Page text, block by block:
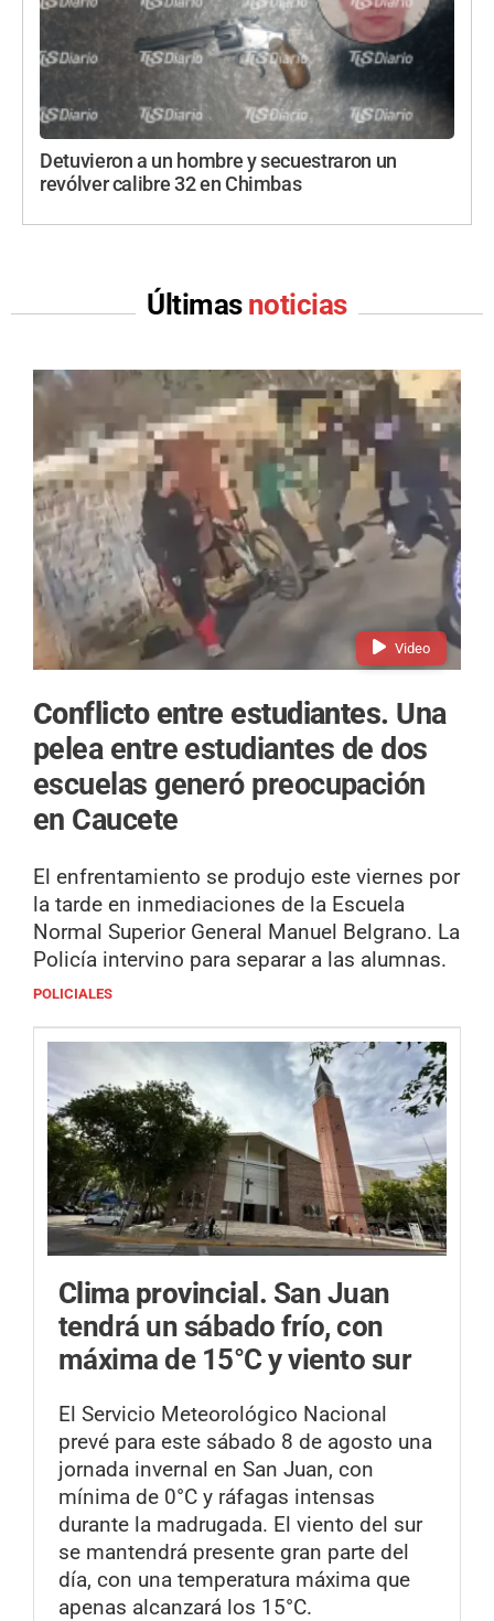
Detuvieron a un hombre y secuestraron un
revólver calibre 32 en Chimbas
Últimas noticias
Video
Conflicto entre estudiantes. Una
pelea entre estudiantes de dos
escuelas generó preocupación
en Caucete
El enfrentamiento se produjo este viernes por
la tarde en inmediaciones de la Escuela
Normal Superior General Manuel Belgrano. La
Policía intervino para separar a las alumnas.
POLICIALES
Clima provincial. San Juan
tendrá un sábado frío, con
máxima de 15°C y viento sur
El Servicio Meteorológico Nacional
prevé para este sábado 8 de agosto una
jornada invernal en San Juan, con
mínima de 0°C y ráfagas intensas
durante la madrugada. El viento del sur
se mantendrá presente gran parte del
día, con una temperatura máxima que
apenas alcanzará los 15°C.